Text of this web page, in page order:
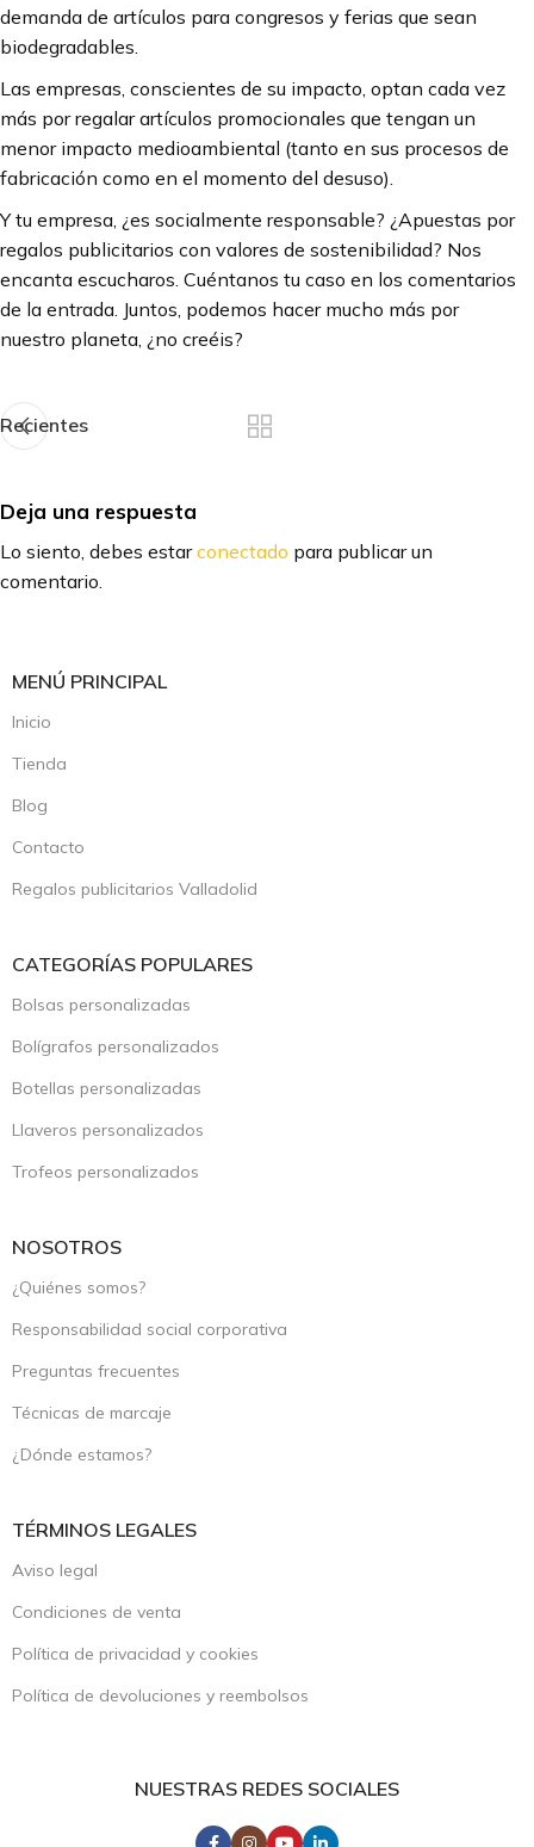
demanda de artículos para congresos y ferias que sean
biodegradables.
Las empresas, conscientes de su impacto, optan cada vez
más por regalar artículos promocionales que tengan un
menor impacto medioambiental (tanto en sus procesos de
fabricación como en el momento del desuso).
Y tu empresa, ¿es socialmente responsable? ¿Apuestas por
regalos publicitarios con valores de sostenibilidad? Nos
encanta escucharos. Cuéntanos tu caso en los comentarios
de la entrada. Juntos, podemos hacer mucho más por
nuestro planeta, ¿no creéis?
Recientes
Deja una respuesta
Lo siento, debes estarconectado para publicar un
comentario.
MENÚ PRINCIPAL
Inicio
Tienda
Blog
Contacto
Regalos publicitarios Valladolid
CATEGORÍAS POPULARES
Bolsas personalizadas
Bolígrafos personalizados
Botellas personalizadas
Llaveros personalizados
Trofeos personalizados
NOSOTROS
¿Quiénes somos?
Responsabilidad social corporativa
Preguntas frecuentes
Técnicas de marcaje
¿Dónde estamos?
TÉRMINOS LEGALES
Aviso legal
Condiciones de venta
Política de privacidad y cookies
Política de devoluciones y reembolsos
NUESTRAS REDES SOCIALES